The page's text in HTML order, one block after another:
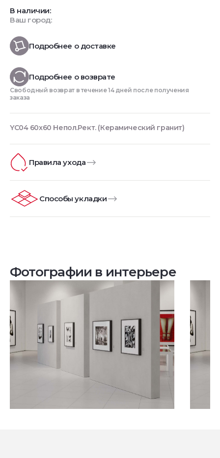
В наличии:
Ваш город:
Подробнее о доставке
Подробнее о возврате
Свободный возврат в течение 14 дней после получения
заказа
YC04 60x60 Непол.Рект. (Керамический гранит)
Правила ухода
Способы укладки
Фотографии в интерьере
Посмотреть все проекты